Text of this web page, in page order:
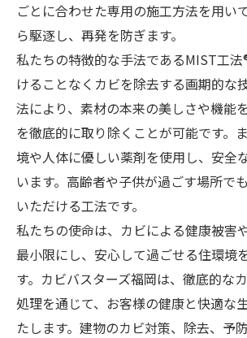
ごとに合わせた専用の施工方法を用い
ら駆逐し、再発を防ぎます。
私たちの特徴的な手法であるMIST工
けることなくカビを除去する画期的な
法により、素材の本来の美しさや機能
を徹底的に取り除くことが可能です。
境や人体に優しい薬剤を使用し、安全
います。高齢者や子供が過ごす場所で
いただける工法です。
私たちの使命は、カビによる健康被害
最小限にし、安心して過ごせる住環境
す。カビバスターズ福岡は、徹底的な
処理を通じて、お客様の健康と快適な
たします。建物のカビ対策、除去、予